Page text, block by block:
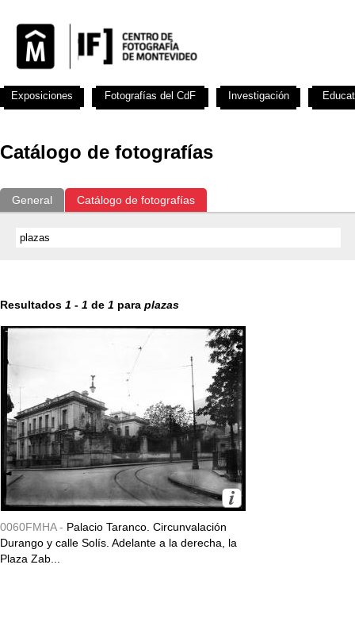
Catálogo de fotografías
General Catálogo de fotografías
Resultados 1 - 1 de 1 para plazas
0060FMHA - Palacio Taranco. Circunvalación
Durango y calle Solís. Adelante a la derecha, la
Plaza Zab...
Exposiciones Fotografías del CdF Investigación